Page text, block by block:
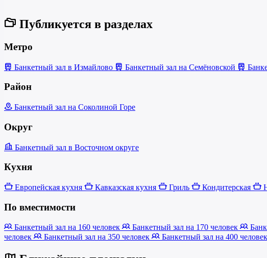
Публикуется в разделах
Метро
Банкетный зал в Измайлово Банкетный зал на Семёновской
Район
Банкетный зал на Соколиной Горе
Округ
Банкетный зал в Восточном округе
Кухня
Европейская кухня Кавказская кухня Гриль Кондитерская
По вместимости
Банкетный зал на 160 человек Банкетный зал на 170 человек
человек
Банкетный зал на 350 человек Банкетный зал на 400 человек